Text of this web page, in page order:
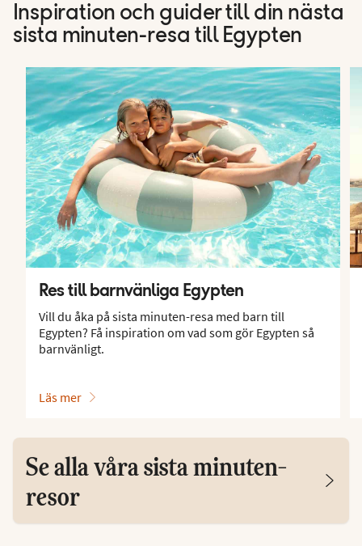
Inspiration och guider till din nästa
sista minuten-resa till Egypten
Res till barnvänliga Egypten
Vill du åka på sista minuten-resa med barn till
Egypten? Få inspiration om vad som gör Egypten så
barnvänligt.
Läs mer
Se alla våra sista minuten-
resor